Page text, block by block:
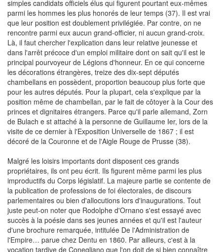
simples candidats officiels élus qui figurent pourtant eux-mêmes
parmi les hommes les plus honorés de leur temps (37). Il est vrai
que leur position est doublement privilégiée. Par contre, on ne
rencontre parmi eux aucun grand-officier, ni aucun grand-croix.
Là, il faut chercher l'explication dans leur relative jeunesse et
dans l'arrêt précoce d'un emploi militaire dont on sait qu'il est le
principal pourvoyeur de Légions d'honneur. En ce qui concerne
les décorations étrangères, treize des dix-sept députés
chambellans en possèdent, proportion beaucoup plus forte que
pour les autres députés. Pour la plupart, cela s'explique par la
position même de chambellan, par le fait de côtoyer à la Cour des
princes et dignitaires étrangers. Parce qu'il parle allemand, Zorn
de Bulach e st attaché à la personne de Guillaume Ier, lors de la
visite de ce dernier à l'Exposition Universelle de 1867 ; il est
décoré de la Couronne et de l'Aigle Rouge de Prusse (38).
Malgré les loisirs importants dont disposent ces grands
propriétaires, ils ont peu écrit. Ils figurent même parmi les plus
improductifs du Corps législatif. La majeure partie se contente de
la publication de professions de foi électorales, de discours
parlementaires ou bien d'allocutions lors d'inaugurations. Tout
juste peut-on noter que Rodolphe d'Ornano s'est essayé avec
succès à la poésie dans ses jeunes années et qu'il est l'auteur
d'une brochure remarquée, intitulée De l'Administration de
l'Empire… parue chez Dentu en 1860. Par ailleurs, c'est à la
vocation tardive de Conegliano que l'on doit de si bien connaître